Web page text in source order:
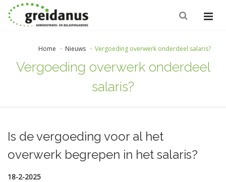
Home Nieuws Vergoeding overwerk onderdeel salaris?
Vergoeding overwerk onderdeel
salaris?
Is de vergoeding voor al het
overwerk begrepen in het salaris?
18-2-2025